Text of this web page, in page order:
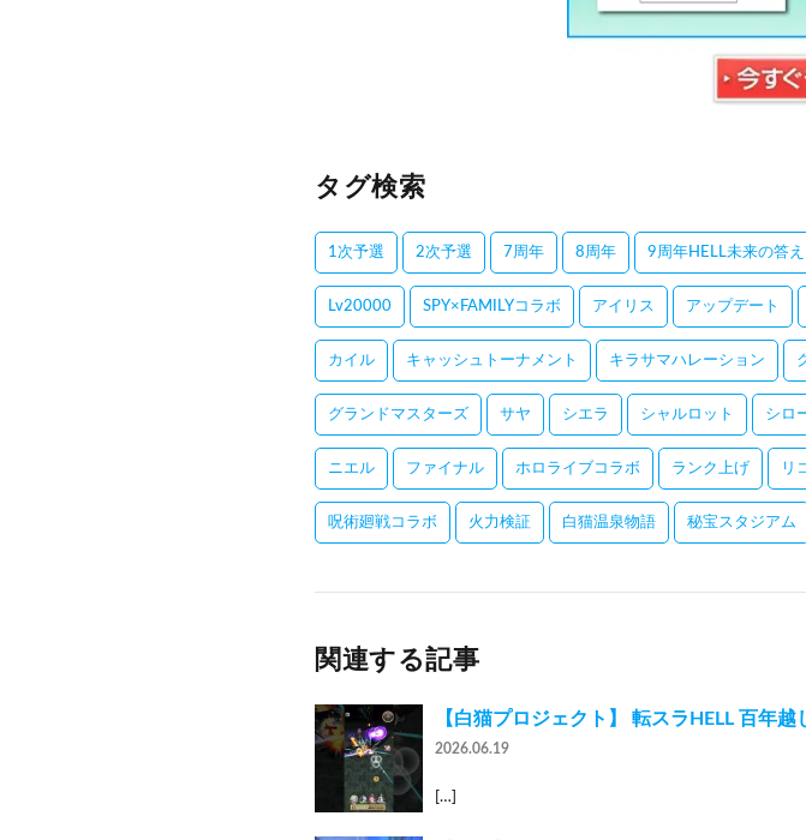
タグ検索
1次予選 2次予選 7周年 8周年 9周年HELL未来の答え
Lv20000 SPY×FAMILYコラボ アイリス アップデート
カイル キャッシュトーナメント キラサマハレーション
グランドマスターズ サヤ シエラ シャルロット シロ
ニエル ファイナル ホロライブコラボ ランク上げ リ
呪術廻戦コラボ 火力検証 白猫温泉物語 秘宝スタジアム
関連する記事
【白猫プロジェクト】 転スラHELL 百年
2026.06.19
[…]